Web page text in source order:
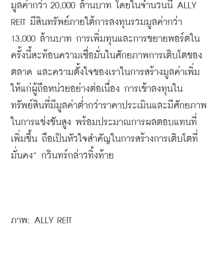
มูลค่ากว่า 20,000 ล้านบาท โดยในจำนวนนี้ ALLY
REIT มีสินทรัพย์ภายใต้การลงทุนรวมมูลค่ากว่า
13,000 ล้านบาท การเพิ่มทุนและการขยายพอร์ตใน
ครั้งนี้สะท้อนความเชื่อมั่นในศักยภาพการเติบโตของ
ตลาด และความตั้งใจของเราในการสร้างมูลค่าเพิ่ม
ให้แก่ผู้ถือหน่วยอย่างต่อเนื่อง การเข้าลงทุนใน
ทรัพย์สินที่มีมูลค่าต่ำกว่าราคาประเมินและมีศักยภาพ
ในการแข่งขันสูง พร้อมประมาณการผลตอบแทนที่
เพิ่มขึ้น ถือเป็นหัวใจสำคัญในการสร้างการเติบโตที่
มั่นคง” กวินทร์กล่าวทิ้งท้าย
ภาพ: ALLY REIT